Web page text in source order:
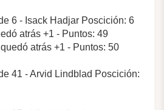
6 - Isack Hadjar Poscición: 6
atrás +1 - Puntos: 49
atrás +1 - Puntos: 50
41 - Arvid Lindblad Poscición: